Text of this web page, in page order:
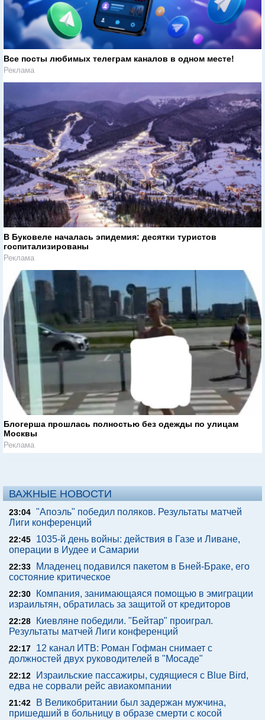
Все посты любимых телеграм каналов в одном месте!
Реклама
В Буковеле началась эпидемия: десятки туристов
госпитализированы
Реклама
Блогерша прошлась полностью без одежды по улицам
Москвы
Реклама
ВАЖНЫЕ НОВОСТИ
23:04 "Апоэль" победил поляков. Результаты матчей
Лиги конференций
22:45
1035-й день войны: действия в Газе и Ливане,
операции в Иудее и Самарии
22:33
Младенец подавился пакетом в Бней-Браке, его
состояние критическое
22:30
Компания, занимающаяся помощью в эмиграции
израильтян, обратилась за защитой от кредиторов
22:28
Киевляне победили. "Бейтар" проиграл.
Результаты матчей Лиги конференций
22:17
12 канал ИТВ: Роман Гофман снимает с
должностей двух руководителей в "Мосаде"
22:12
Израильские пассажиры, судящиеся с Blue Bird,
едва не сорвали рейс авиакомпании
21:42
В Великобритании был задержан мужчина,
пришедший в больницу в образе смерти с косой